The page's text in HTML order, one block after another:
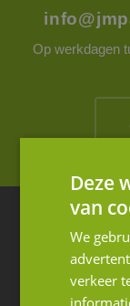
Op werkdagen
Blijf op de
Deze
van
We
verkeer